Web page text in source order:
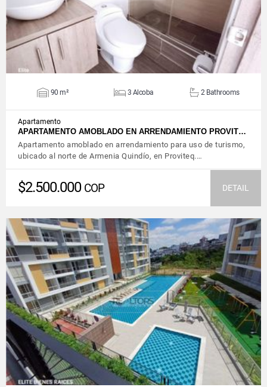
90 m² 3 Alcoba 2 Bathrooms
Apartamento
APARTAMENTO AMOBLADO EN ARRENDAMIENTO PROVIT…
Apartamento amoblado en arrendamiento para uso de turismo,
ubicado al norte de Armenia Quindío, en Proviteq.…
$2.500.000 COP DETAIL
VIEW DETAILS